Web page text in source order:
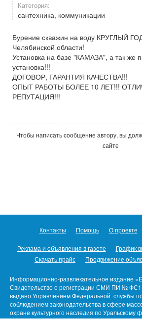
Категория:
сантехника, коммуникации
Бурение скважин на воду КРУГЛЫЙ
Челябинской области!
Установка на базе "КАМАЗА", а так же
установка!!!
ДОГОВОР, ГАРАНТИЯ КАЧЕСТВА!!!
ОПЫТ РАБОТЫ БОЛЕЕ 10 ЛЕТ!!!
РЕПУТАЦИЯ!!!
Чтобы написать сообщение автору, вы
сайте
Контакты Помощь О проекте
Реклама и объявления в газете
График
Скачать прайс
Продвижение
Информационно-развлекательное издание
Свидетельство о регистрации СМИ ПИ №
выдано Управлением Федеральной службы
соблюдением законодательства в сфере
охране культурного наследия по Уральскому